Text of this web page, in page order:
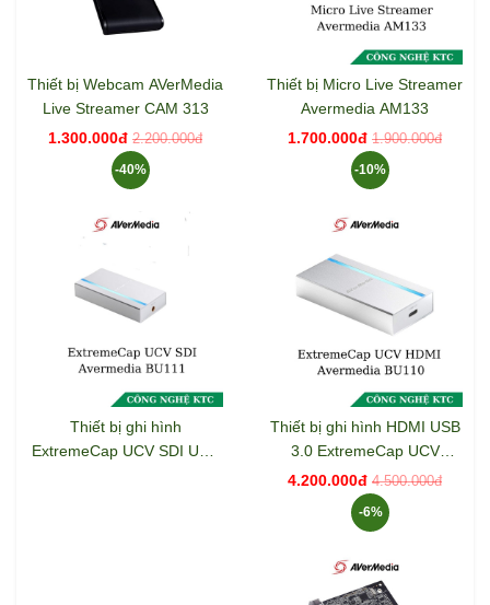
Thiết bị Webcam AVerMedia
Live Streamer CAM 313
1.300.000đ 2.200.000đ
-40%
Thiết bị Micro Live Streamer
Avermedia AM133
1.700.000đ 1.900.000đ
-10%
Thiết bị ghi hình
ExtremeCap UCV SDI USB
Thiết bị ghi hình HDMI USB
3.0 ExtremeCap UCV
AVerMedia BU110
4.200.000đ 4.500.000đ
-6%